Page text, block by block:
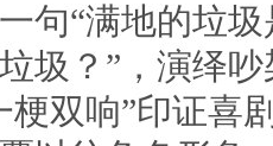
句“满地的垃
圾？”，演绎
梗双响”印证喜